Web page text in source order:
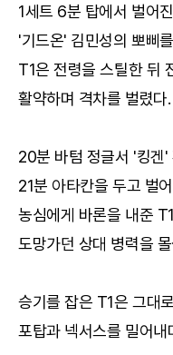
1세트 6분 탑에서 벌어
'기드온' 김민성의 뽀삐
T1은 전령을 스틸한 뒤
활약하며 격차를 벌렸다.
20분 바텀 정글서 '킹겐
21분 아타칸을 두고 벌
농심에게 바론을 내준
도망가던 상대 병력을
승기를 잡은 T1은 그대
포탑과 넥서스를 밀어